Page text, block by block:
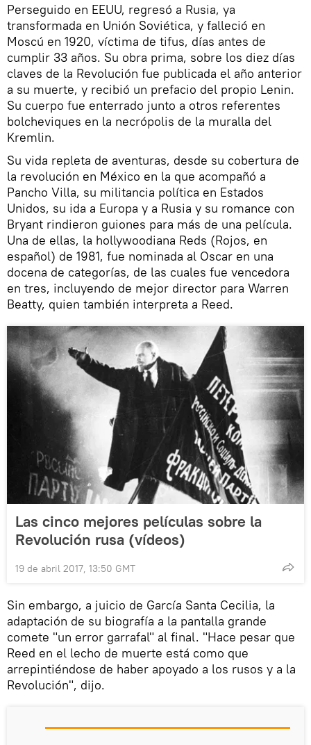
Perseguido en EEUU, regresó a Rusia, ya
transformada en Unión Soviética, y falleció en
Moscú en 1920, víctima de tifus, días antes de
cumplir 33 años. Su obra prima, sobre los diez días
claves de la Revolución fue publicada el año anterior
a su muerte, y recibió un prefacio del propio Lenin.
Su cuerpo fue enterrado junto a otros referentes
bolcheviques en la necrópolis de la muralla del
Kremlin.
Su vida repleta de aventuras, desde su cobertura de
la revolución en México en la que acompañó a
Pancho Villa, su militancia política en Estados
Unidos, su ida a Europa y a Rusia y su romance con
Bryant rindieron guiones para más de una película.
Una de ellas, la hollywoodiana Reds (Rojos, en
español) de 1981, fue nominada al Oscar en una
docena de categorías, de las cuales fue vencedora
en tres, incluyendo de mejor director para Warren
Beatty, quien también interpreta a Reed.
Las cinco mejores películas sobre la
Revolución rusa (vídeos)
19 de abril 2017, 13:50 GMT
Sin embargo, a juicio de García Santa Cecilia, la
adaptación de su biografía a la pantalla grande
comete "un error garrafal" al final. "Hace pesar que
Reed en el lecho de muerte está como que
arrepintiéndose de haber apoyado a los rusos y a la
Revolución", dijo.